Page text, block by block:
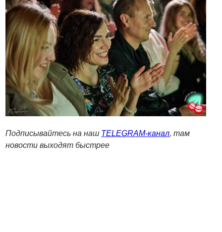
Подписывайтесь на наш TELEGRAM-канал, там
новости выходят быстрее